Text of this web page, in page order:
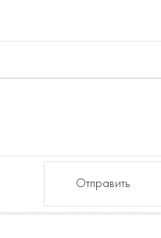
Отправить